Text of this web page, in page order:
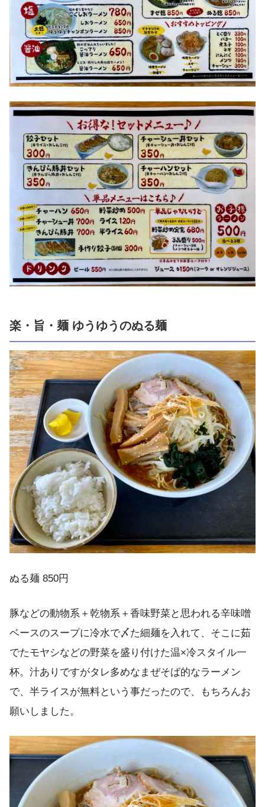
楽・旨・麺 ゆうゆうのぬる麺
ぬる麺 850円
豚などの動物系＋乾物系＋香味野菜と思われる辛味噌
ベースのスープに冷水で〆た細麺を入れて、そこに茹
でたモヤシなどの野菜を盛り付けた温×冷スタイル一
杯。汁ありですがタレ多めなまぜそば的なラーメン
で、半ライスが無料という事だったので、もちろんお
願いしました。